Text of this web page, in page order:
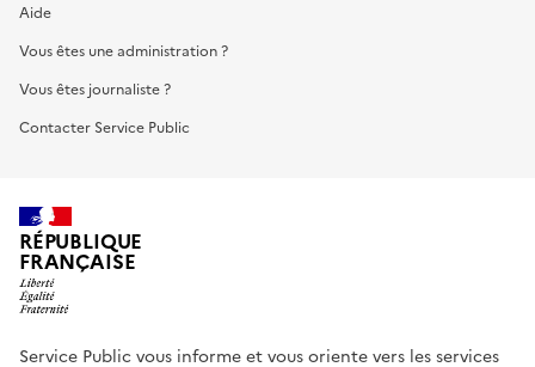
Aide
Vous êtes une administration ?
Vous êtes journaliste ?
Contacter Service Public
RÉPUBLIQUE
FRANÇAISE
Service Public vous informe et vous oriente vers les services